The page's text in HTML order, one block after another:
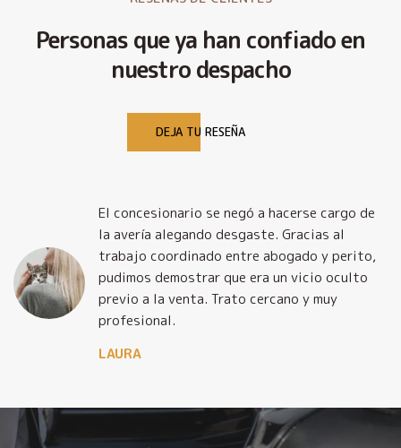
Personas que ya han confiado en
nuestro despacho
DEJA TU RESEÑA
El concesionario se negó a hacerse cargo de
la avería alegando desgaste. Gracias al
trabajo coordinado entre abogado y perito,
pudimos demostrar que era un vicio oculto
previo a la venta. Trato cercano y muy
profesional.
LAURA